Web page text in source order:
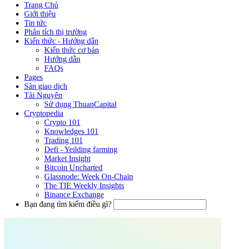
Trang Chủ
Giới thiệu
Tin tức
Phân tích thị trường
Kiến thức - Hướng dẫn
Kiến thức cơ bản
Hướng dẫn
FAQs
Pages
Sàn giao dịch
Tài Nguyên
Sử dụng ThuanCapital
Cryptopedia
Crypto 101
Knowledges 101
Trading 101
Defi - Yeilding farming
Market Insight
Bitcoin Uncharted
Glassnode: Week On-Chain
The TIE Weekly Insights
Binance Exchange
Bạn đang tìm kiếm điều gì?